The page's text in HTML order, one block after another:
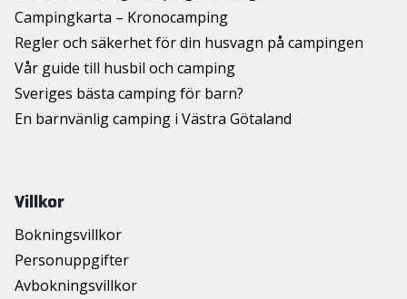
Campingkarta – Kronocamping
Regler och säkerhet för din husvagn på campingen
Vår guide till husbil och camping
Sveriges bästa camping för barn?
En barnvänlig camping i Västra Götaland
Villkor
Bokningsvillkor
Personuppgifter
Avbokningsvillkor